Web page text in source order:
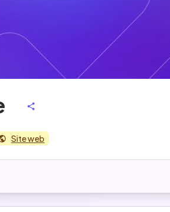
Site web